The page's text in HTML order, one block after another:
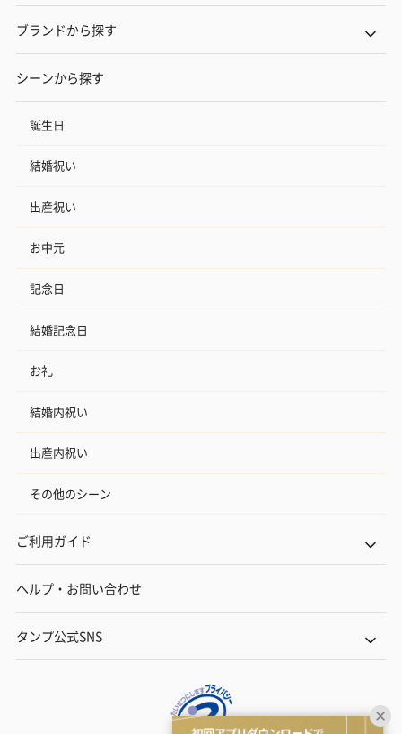
ブランドから探す
シーンから探す
誕生日
結婚祝い
出産祝い
お中元
記念日
結婚記念日
お礼
結婚内祝い
出産内祝い
その他のシーン
ご利用ガイド
ヘルプ・お問い合わせ
タンプ公式SNS